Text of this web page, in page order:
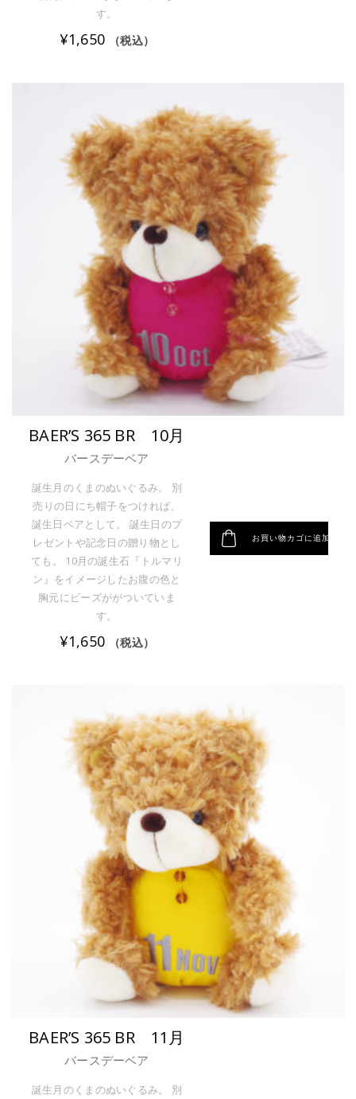
す。
¥1,650 （税込）
BAER’S 365 BR 10月
バースデーベア
誕生月のくまのぬいぐるみ。 別
売りの日にち帽子をつければ、
誕生日ベアとして。 誕生日のプ
レゼントや記念日の贈り物とし
ても。 10月の誕生石『トルマリ
ン』をイメージしたお腹の色と
胸元にビーズががついていま
す。
¥1,650 （税込）
お買い物カゴに追加
BAER’S 365 BR 11月
バースデーベア
誕生月のくまのぬいぐるみ。 別